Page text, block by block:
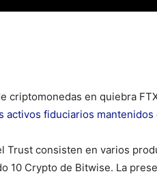
criptomonedas en quiebra
activos fiduciarios mantenidos
Trust consisten en varios
10 Crypto de Bitwise. La